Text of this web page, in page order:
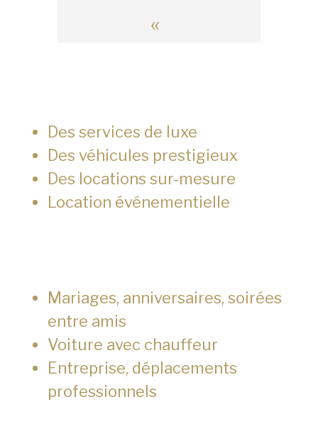
«
Des services de luxe
Des véhicules prestigieux
Des locations sur-mesure
Location événementielle
Mariages, anniversaires, soirées
entre amis
Voiture avec chauffeur
Entreprise, déplacements
professionnels